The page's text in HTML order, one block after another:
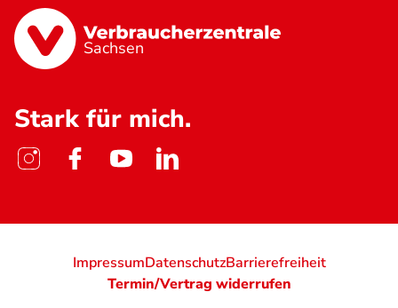
Sachsen
Stark für mich.
ImpressumDatenschutzBarrierefreiheit
Termin/Vertrag widerrufen